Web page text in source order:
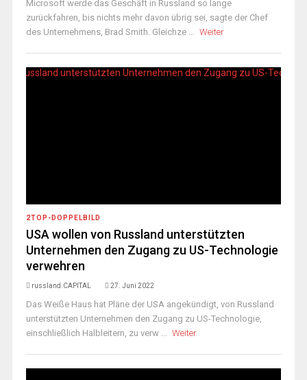
Microsoft werde das Geschäft in Russland so lange
zurückfahren, bis nichts mehr davon übrig sei, sagte der Chef
des Unternehmens, Brad Smith. Gleichze ... Weiter
2TOP-DOPPELBILD
USA wollen von Russland unterstützten
Unternehmen den Zugang zu US-Technologie
verwehren
russland.CAPITAL 27. Juni 2022
Das Weiße Haus hat Pläne der USA angekündigt, von Russland
unterstützten Unternehmen den Zugang zu US-Technologie,
einschließlich Halbleitern, zu verw ... Weiter